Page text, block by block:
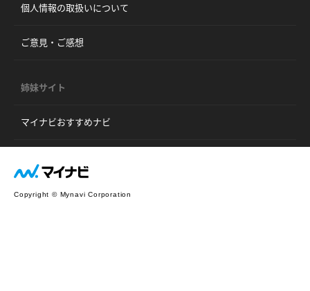
個人情報の取扱いについて
ご意見・ご感想
姉妹サイト
マイナビおすすめナビ
Copyright © Mynavi Corporation